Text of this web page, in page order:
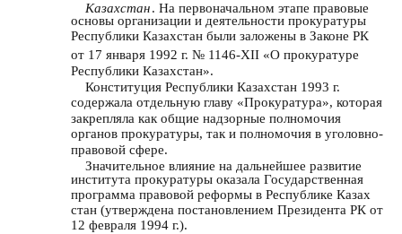
Казахстан. На первоначальном этапе правовые
основы организации и деятельности прокуратуры
Республики Казахстан были заложены в Законе РК
от 17 января 1992 г. № 1146-XII «О прокуратуре
Республики Казахстан».
Конституция Республики Казахстан 1993 г.
содержала отдельную главу «Прокуратура», которая
закрепляла как общие надзорные полномочия
органов прокуратуры, так и полномочия в уголовно-
правовой сфере.
Значительное влияние на дальнейшее развитие
института прокуратуры оказала Государственная
программа правовой реформы в Республике Казах
стан (утверждена постановлением Президента РК от
12 февраля 1994 г.).